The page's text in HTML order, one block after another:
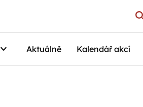
Aktuálně Kalendář akcí